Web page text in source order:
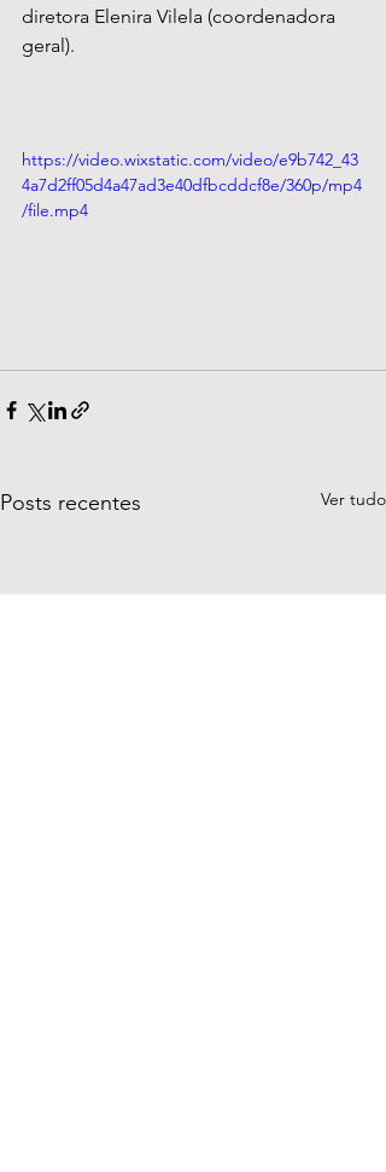
diretora Elenira Vilela (coordenadora
geral).
https://video.wixstatic.com/video/e9b742_43
4a7d2ff05d4a47ad3e40dfbcddcf8e/360p/mp4
/file.mp4
Posts recentes Ver tudo